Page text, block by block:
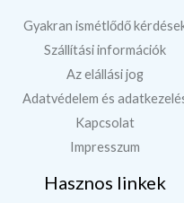
Gyakran ismétlődő
Szállítási információk
Az elállási jog
Adatvédelem és
Kapcsolat
Impresszum
Hasznos linkek